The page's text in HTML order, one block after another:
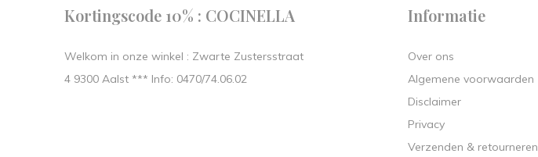
Kortingscode 10% : COCINELLA
Welkom in onze winkel : Zwarte Zustersstraat
4 9300 Aalst *** Info: 0470/74.06.02
Informatie
Over ons
Algemene voorwaarden
Disclaimer
Privacy
Verzenden & retourneren